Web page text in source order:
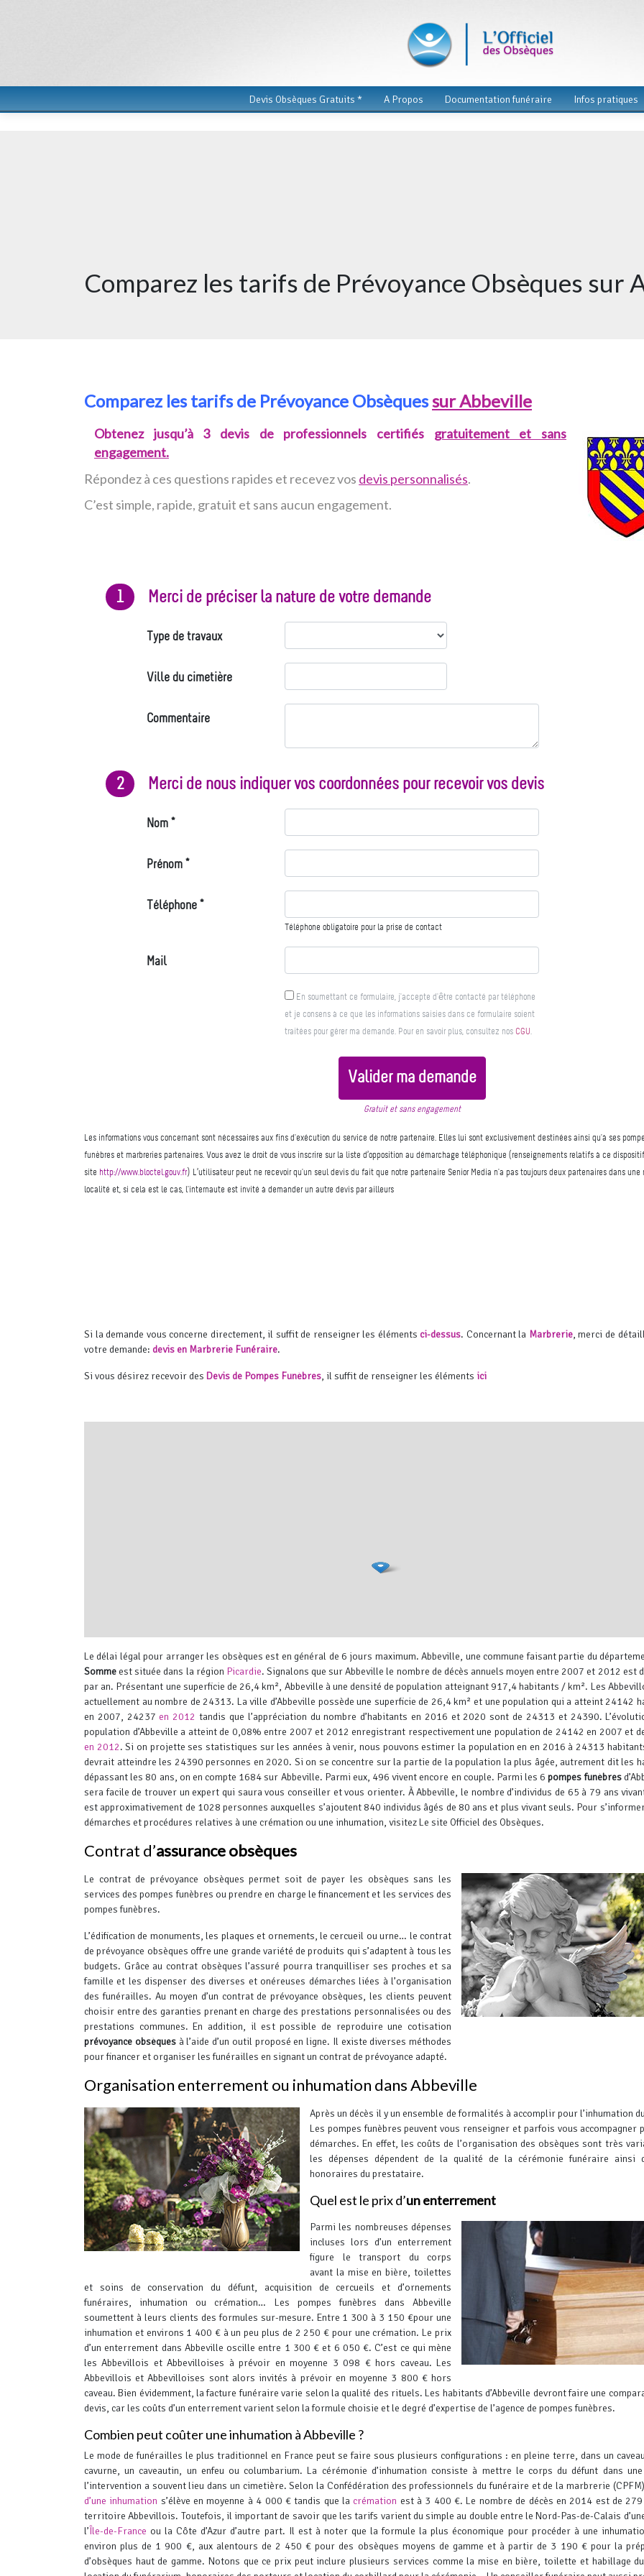
Devis Obsèques Gratuits * A Propos Documentation funéraire Infos pratiques
Comparez les tarifs de Prévoyance Obsèques sur
Comparez les tarifs de Prévoyance Obsèquessur Abbeville
Obtenez jusqu’à 3 devis de professionnels certifiés gratuitement et sans
engagement.
Répondez à ces questions rapides et recevezvos devis personnalisés.
C’est simple, rapide, gratuit et sans aucun engagement.
Si la demande vous concerne directement, il suffit de renseigner les éléments ci-dessus. Concernant la Marbrerie, merci de
votre demande: devis en Marbrerie Funéraire.
Si vous désirez recevoir des Devis de Pompes Funèbres, il suffit de renseigner les éléments ici
, ©OpenStreetMap
Le délai légal pour arranger les obsèques est en général de 6 jours maximum. Abbeville, une commune faisant partie du
Somme est située dans la région Picardie. Signalons que sur Abbeville le nombre de décès annuels moyen entre 2007 et 2012 est
par an. Présentant une superficie de 26,4 km², Abbeville à une densité de population atteignant 917,4 habitants / km². Les
actuellement au nombre de 24313. La ville d’Abbeville possède une superficie de 26,4 km² et une population qui a atteint 24142
en 2007, 24237 en 2012 tandis que l’appréciation du nombre d’habitants en 2016 et 2020 sont de 24313 et 24390.
population d’Abbeville a atteint de 0,08% entre 2007 et 2012 enregistrant respectivement une population de 24142 en 2007 et
en 2012. Si on projette ses statistiques sur les années à venir, nous pouvons estimer la population en en 2016 à 24313
devrait atteindre les 24390 personnes en 2020. Si on se concentre sur la partie de la population la plus âgée, autrement dit les
dépassant les 80 ans, on en compte 1684 sur Abbeville. Parmi eux, 496 vivent encore en couple. Parmi les 6pompes funèbres
sera facile de trouver un expert qui saura vous conseiller et vous orienter. À Abbeville, le nombre d’individus de 65 à 79 ans
est approximativement de 1028 personnes auxquelles s’ajoutent 840 individus âgés de 80 ans et plus vivant seuls. Pour
démarches et procédures relatives à une crémation ou une inhumation, visitez Le site Officiel des Obsèques.
Contrat d’assurance obsèques
Le contrat de prévoyance obsèques permet soit de payer les obsèques sans les
services des pompes funèbres ou prendre en charge le financement et les services des
pompes funèbres.
L’édification de monuments, les plaques et ornements, le cercueil ou urne… le contrat
de prévoyance obsèques offre une grande variété de produits qui s’adaptent à tous les
budgets. Grâce au contrat obsèques l’assuré pourra tranquilliser ses proches et sa
famille et les dispenser des diverses et onéreuses démarches liées à l’organisation
des funérailles. Au moyen d’un contrat de prévoyance obsèques, les clients peuvent
choisir entre des garanties prenant en charge des prestations personnalisées ou des
prestations communes. En addition, il est possible de reproduire une cotisation
prévoyance obsèquesà l’aide d’un outil proposé en ligne. Il existe diverses méthodes
pour financer et organiser les funérailles en signant un contrat de prévoyance adapté.
Organisation enterrement ou inhumation dans Abbeville
Après un décès il y un ensemble de formalités à accomplir pour l’inhumation
Les pompes funèbres peuvent vous renseigner et parfois vous accompagner
démarches. En effet, les coûts de l’organisation des obsèques sont très
les dépenses dépendent de la qualité de la cérémonie funéraire ainsi
honoraires du prestataire.
Quel est le prix d’un enterrement
Parmi les nombreuses dépenses
incluses lors d’un enterrement
figure le transport du corps
avant la mise en bière, toilettes
et soins de conservation du défunt, acquisition de cercueils et d’ornements
funéraires, inhumation ou crémation… Les pompes funèbres dans Abbeville
soumettent à leurs clients des formules sur-mesure. Entre 1 300 à 3 150 €pour une
inhumation et environs 1 400 € à un peu plus de 2 250 € pour une crémation. Le prix
d’un enterrement dans Abbeville oscille entre 1 300 € et 6 050 €. C’est ce qui mène
les Abbevillois et Abbevilloises à prévoir en moyenne 3 098 € hors caveau. Les
Abbevillois et Abbevilloises sont alors invités à prévoir en moyenne 3 800 € hors
caveau. Bien évidemment, la facture funéraire varie selon la qualité des rituels. Les habitants d’Abbeville devront faire une
devis, car les coûts d’un enterrement varient selon la formule choisie et le degré d’expertise de l’agence de pompes funèbres.
Combien peut coûter une inhumation à Abbeville ?
Le mode de funérailles le plus traditionnel en France peut se faire sous plusieurs configurations : en pleine terre, dans un
cavurne, un caveautin, un enfeu ou columbarium. La cérémonie d’inhumation consiste à mettre le corps du défunt dans
l’intervention a souvent lieu dans un cimetière. Selon la Confédération des professionnels du funéraire et de la marbrerie
d’une inhumation s’élève en moyenne à 4 000 € tandis que la crémation est à 3 400 €. Le nombre de décès en 2014 est de
territoire Abbevillois. Toutefois, il important de savoir que les tarifs varient du simple au double entre le Nord-Pas-de-Calais
l’Île-de-France ou la Côte d’Azur d’autre part. Il est à noter que la formule la plus économique pour procéder à une
environ plus de 1 900 €, aux alentours de 2 450 € pour des obsèques moyens de gamme et à partir de 3 190 € pour la
d’obsèques haut de gamme. Notons que ce prix peut inclure plusieurs services comme la mise en bière, toilette et habillage